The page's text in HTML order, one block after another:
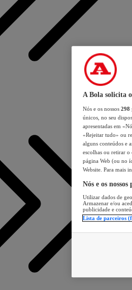
A Bola solicita
Nós e os nossos 298
únicos, no seu
apresentadas em
«Rejeitar tudo» ou
alguns conteúdos e
escolhas ou retirar
página Web (ou no
Website. Para mais
Nós e os
Utilizar dados de
Armazenar e/ou
publicidade e
Lista de parceiros